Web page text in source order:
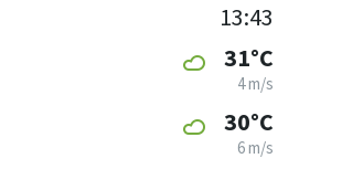
13:43
31°C
4 m/s
30°C
6 m/s